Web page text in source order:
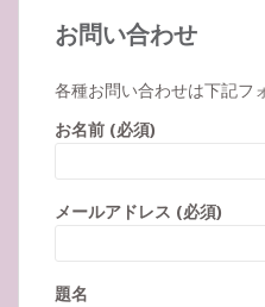
お問い合わせ
各種お問い合わせは下記フ
お名前 (必須)
メールアドレス (必須)
題名